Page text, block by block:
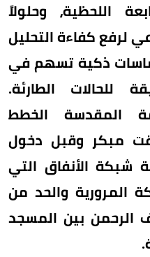
اللحظية، وحلولاً
لرفع كفاءة التحليل
ذكية تسهم في
للحالات الطارئة.
المقدسة الخطط
مبكر وقبل دخول
شبكة الأنفاق التي
والحد من
الرحمن بين المسجد